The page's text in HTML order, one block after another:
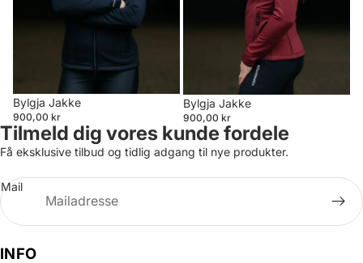
Bylgja Jakke
900,00 kr
Bylgja Jakke
900,00 kr
Tilmeld dig vores kunde fordele
Få eksklusive tilbud og tidlig adgang til nye produkter.
Mail
INFO